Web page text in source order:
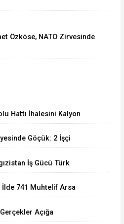
Özköse, NATO Zirvesinde
Hattı İhalesini Kalyon
Göçük: 2 İşçi
İş Gücü Türk
İlde 741 Muhtelif Arsa
Açığa